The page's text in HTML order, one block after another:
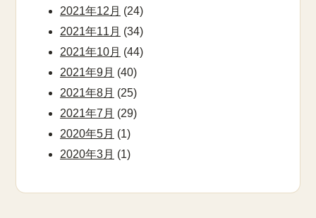
2021年12月 (24)
2021年11月 (34)
2021年10月 (44)
2021年9月 (40)
2021年8月 (25)
2021年7月 (29)
2020年5月 (1)
2020年3月 (1)